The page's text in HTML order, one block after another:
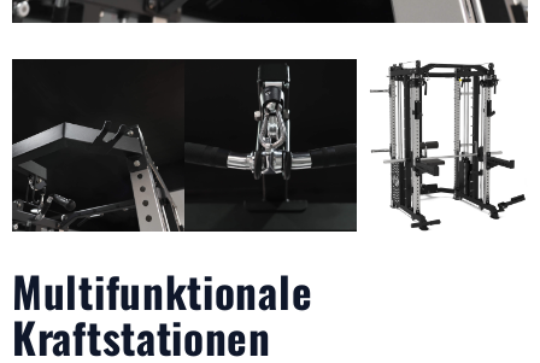
Multifunktionale
Kraftstationen